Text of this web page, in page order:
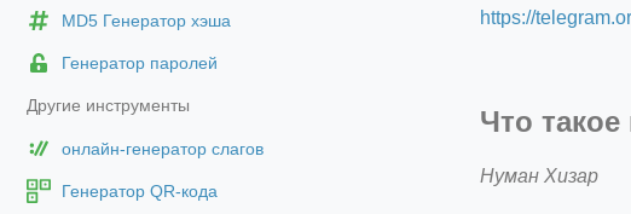
MD5 Генератор хэша
Генератор паролей
Другие инструменты
онлайн-генератор слагов
Генератор QR-кода
https://
Что
Нуман Хизар